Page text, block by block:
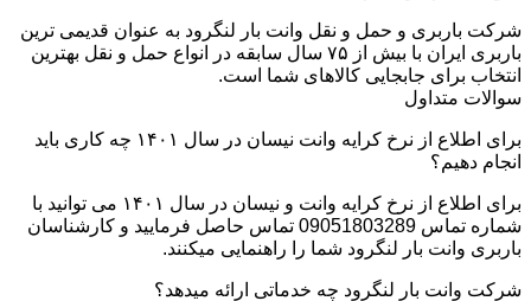
شرکت باربری و حمل و نقل وانت بار لنگرود به عنوان قدیمی ترین
باربری ایران با بیش از ۷۵ سال سابقه در انواع حمل و نقل بهترین
انتخاب برای جابجایی کالاهای شما است.
سوالات متداول
برای اطلاع از نرخ کرایه وانت نیسان در سال ۱۴۰۱ چه کاری باید
انجام دهیم؟
برای اطلاع از نرخ کرایه وانت و نیسان در سال ۱۴۰۱ می توانید با
شماره تماس 09051803289 تماس حاصل فرمایید و کارشناسان
باربری وانت بار لنگرود شما را راهنمایی میکنند.
شرکت وانت بار لنگرود چه خدماتی ارائه میدهد؟